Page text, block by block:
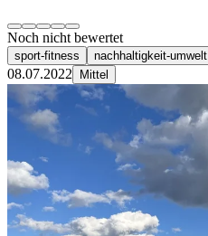
Noch nicht bewertet
sport-fitness nachhaltigkeit-umwelt
08.07.2022 Mittel